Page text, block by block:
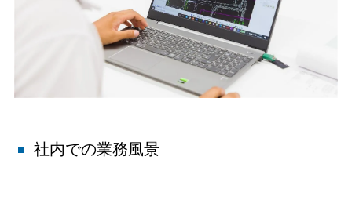
社内での業務風景